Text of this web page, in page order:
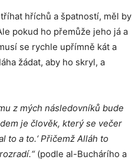
hříchů a špatností, měl by
pokud ho přemůže jeho já a
se rychle upřímně kát a
žádat, aby ho skryl, a
z mých následovníků bude
je člověk, který se večer
to a to.‘ Přičemž Alláh to
(podle al-Buchárího a